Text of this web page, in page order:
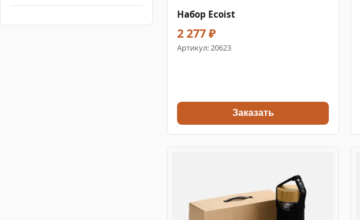
Набор Ecoist
2 277 ₽
Артикул:20623
Заказать